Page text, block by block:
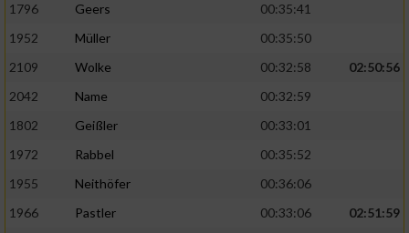
1796
Geers
00:35:41
1952
Müller
00:35:50
2109
Wolke 00:32:58
02:50:56
2042
Name
00:32:59
1802
Geißler
00:33:01
1972
Rabbel
00:35:52
1955
Neithöfer
00:36:06
1966
Pastler 00:33:06
02:51:59